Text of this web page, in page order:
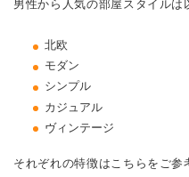
男性から人気の部屋スタイルは
北欧
モダン
シンプル
カジュアル
ヴィンテージ
それぞれの特徴はこちらをご参